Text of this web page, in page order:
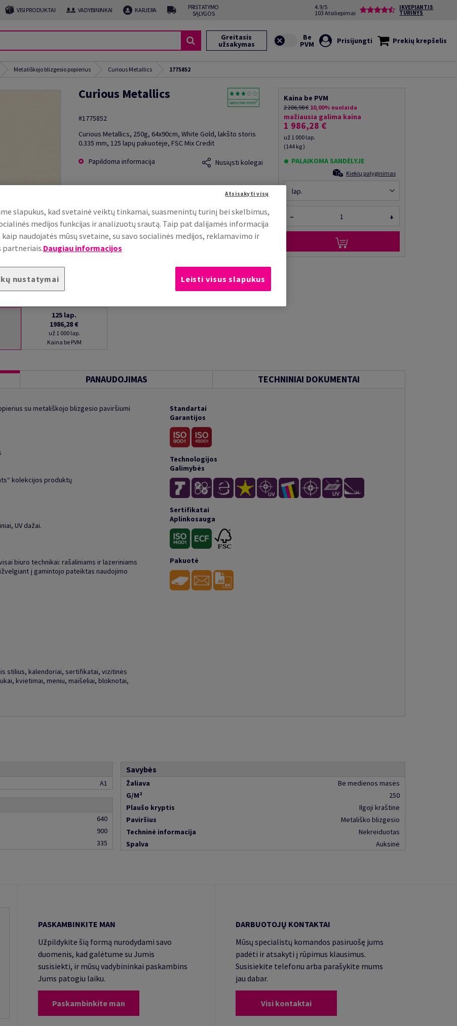
VISI PRODUKTAI VADYBININKAI KARJERA
PRISTATYMO
SĄLYGOS
4.9/5
103 Atsiliepimai
ĮKVEPIANTIS
TURINYS
Greitasis
užsakymas Prisijungti Prekių krepšelis
Metališkojo blizgesio popierius Curious Metallics 1775852
Curious Metallics
#1775852
Curious Metallics, 250g, 64x90cm, White Gold, lakšto storis
0.335 mm, 125 lapų pakuotėje, FSC Mix Credit
Papildoma informacija
Nusiųsti kolegai
Kaina be PVM
2 206,98 € 10,00% nuolaida
mažiausia galima kaina
1 986,28 €
už 1 000 lap.
(144 kg )
PALAIKOMA SANDĖLYJE
Kiekių palyginimas
lap.
− +
125 lap.
1986,28 €
už 1 000 lap.
Kaina be PVM
PANAUDOJIMAS TECHNINIAI DOKUMENTAI
su metališkojo blizgesio paviršiumi
kolekcijos produktų
UV dažai.
biuro technikai: rašaliniams ir lazeriniams
į gamintojo pateiktas naudojimo
stilius, kalendoriai, sertifikatai, vizitinės
kvietimai, meniu, maišeliai, bloknotai,
Standartai
Garantijos
Technologijos
Galimybės
Sertifikatai
Aplinkosauga
Pakuotė
A1
640
900
335
Savybės
Žaliava
Be medienos masės
G/M²
250
Plaušo kryptis
Ilgoji kraštinė
Paviršius
Metališko blizgesio
Techninė informacija
Nekreiduotas
Spalva
Auksinė
PASKAMBINKITE MAN
Užpildykite šią formą nurodydami savo
duomenis, kad galėtume su Jumis
susisiekti, ir mūsų vadybininkai paskambins
Jums patogiu laiku.
Paskambinkite man
DARBUOTOJŲ KONTAKTAI
Mūsų specialistų komandos pasiruošę jums
padėti ir atsakyti į rūpimus klausimus.
Susisiekite telefonu arba parašykite mums
jau dabar.
Visi kontaktai
slapukus, kad svetainė veiktų tinkamai, suasmenintų turinį bei skelbimus,
medijos funkcijas ir analizuotų srautą. Taip pat dalijamės informacija
naudojatės mūsų svetaine, su savo socialinės medijos, reklamavimo ir
partneriais.Daugiau informacijos
nustatymai
Atsisakyti visų
Leisti visus slapukus